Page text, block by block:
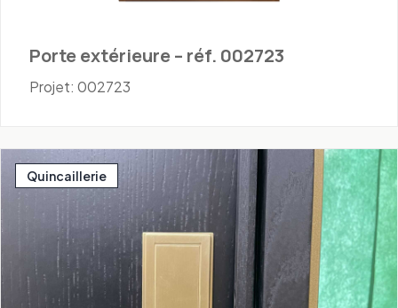
Porte extérieure – réf. 002723
Projet: 002723
Quincaillerie